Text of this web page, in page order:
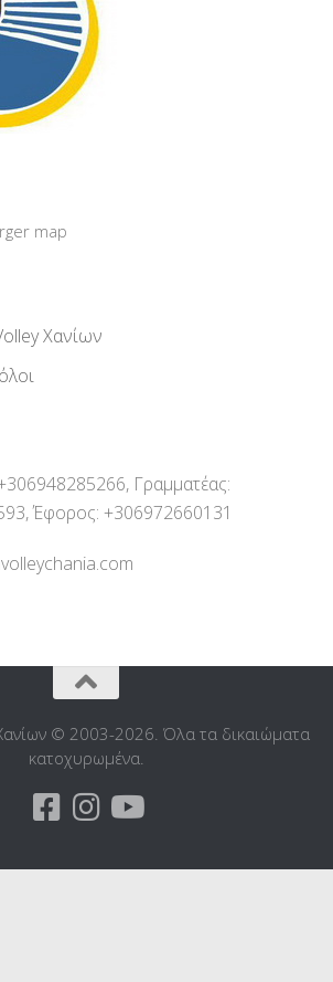
Χανίων
Γραμματέας:
Έφορος: +306972660131
© 2003-2026. Όλα τα δικαιώματα
κατοχυρωμένα.